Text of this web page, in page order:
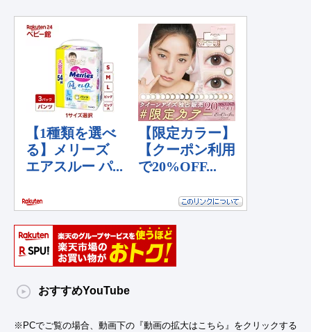
おすすめYouTube
※PCでご覧の場合、動画下の『動画の拡大はこちら』をクリックする